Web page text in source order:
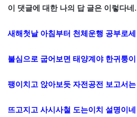
이 댓글에 대한 나의 답 글은 이렇다네.
새해첫날 아침부터 천체운행 공부로세
불심으로 굽어보면 태양계야 한귀퉁이
팽이치고 앉아보듯 자전공전 보고서는
뜨고지고 사시사철 도는이치 설명이네